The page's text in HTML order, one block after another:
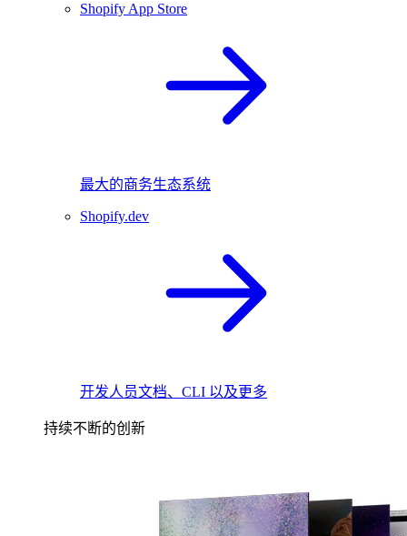
Shopify App Store
最大的商务生态系统
Shopify.dev
开发人员文档、CLI 以及更多
持续不断的创新